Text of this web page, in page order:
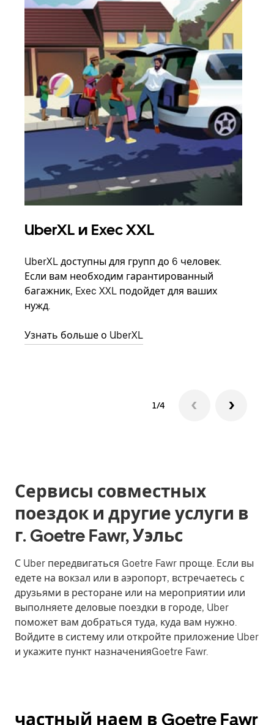
UberXL и Exec XXL
UberXL доступны для групп до 6 человек.
Если вам необходим гарантированный
багажник, Exec XXL подойдет для ваших
нужд.
Узнать больше о UberXL
1/4
Сервисы совместных
поездок и другие услуги в
г. Goetre Fawr, Уэльс
С Uber передвигаться Goetre Fawr проще. Если вы
едете на вокзал или в аэропорт, встречаетесь с
друзьями в ресторане или на мероприятии или
выполняете деловые поездки в городе, Uber
поможет вам добраться туда, куда вам нужно.
Войдите в систему или откройте приложение Uber
и укажите пункт назначенияGoetre Fawr.
частный наем в Goetre Fawr